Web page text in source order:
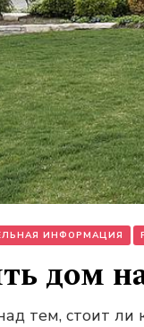
ИНФОРМАЦИЯ
дом
тем, стоит ли